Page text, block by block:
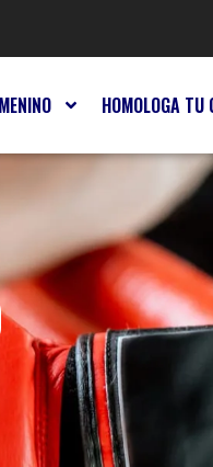
HOMOLOGA TU